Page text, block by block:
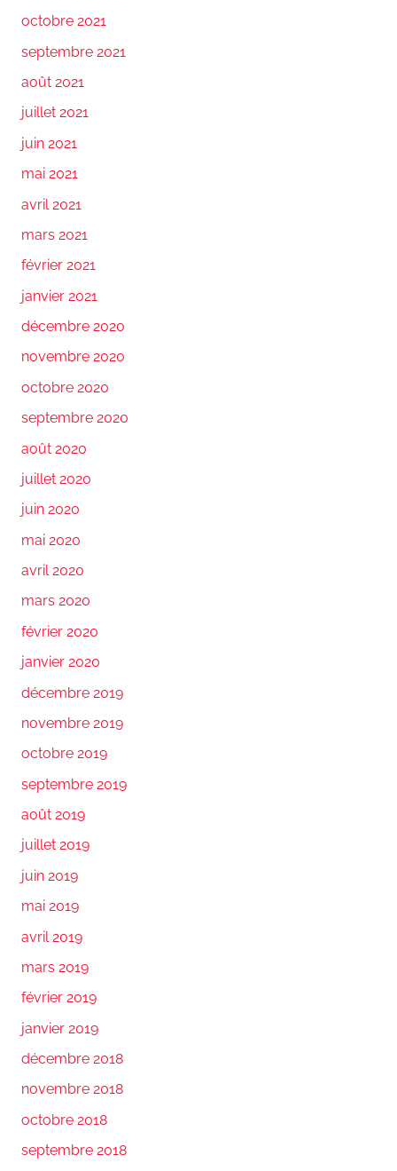
octobre 2021
septembre 2021
août 2021
juillet 2021
juin 2021
mai 2021
avril 2021
mars 2021
février 2021
janvier 2021
décembre 2020
novembre 2020
octobre 2020
septembre 2020
août 2020
juillet 2020
juin 2020
mai 2020
avril 2020
mars 2020
février 2020
janvier 2020
décembre 2019
novembre 2019
octobre 2019
septembre 2019
août 2019
juillet 2019
juin 2019
mai 2019
avril 2019
mars 2019
février 2019
janvier 2019
décembre 2018
novembre 2018
octobre 2018
septembre 2018